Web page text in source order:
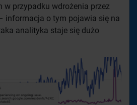
w przypadku wdrożenia przez
informacja o tym pojawia się na
analityka staje się dużo